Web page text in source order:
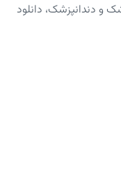
و دندانپزشک، دانلود